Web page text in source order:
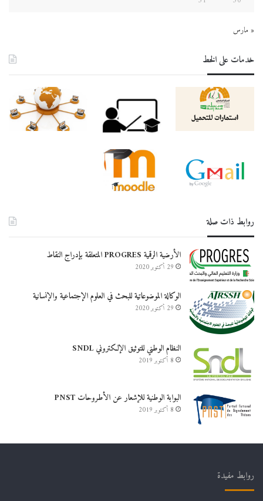
الحل-قانون-جبائي-ماستر
امتحان-في-الرقابة-والاشراف-في-المصارف-الاسلامية
الحل-النموذجي-لمقياس-قانون-الاعمال
احكام الوقف و الزكاة
الاجابه-النموذجيه الاسواق المالية الدولية و التمويل الاسلامي
الإجابة-النموذجية مقياس الاسواق المالية الاسلامية
تصحيح-نموذجي-مقاولاتية
« مارس
خدمات على الخط
روابط ذات صلة
الأرضية الرقمية PROGRES المتعلقة بإدراج النقاط
29 أكتوبر 2020
الوكالة الموضوعاتية للبحث في العلوم الإجتماعية والإنسانية
29 أكتوبر 2020
النظام الوطني للتوثيق الإلكتروني SNDL
8 أكتوبر 2019
البوابة الوطنية للإشعار عن الأطروحات PNST
8 أكتوبر 2019
روابط مفيدة